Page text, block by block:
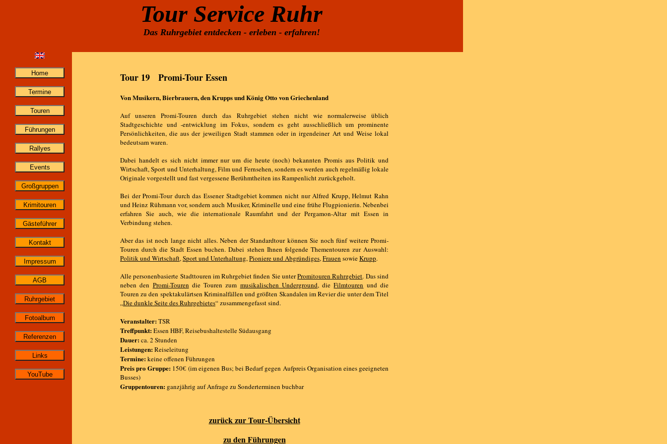
Tour Service Ruhr
Das Ruhrgebiet entdecken - erleben - erfahren!
Tour 19 Promi-Tour Essen
Von Musikern, Bierbrauern, den Krupps und König Otto von Griechenland
Auf unseren Promi-Touren durch das Ruhrgebiet stehen nicht wie normalerweise üblich
Stadtgeschichte und -entwicklung im Fokus, sondern es geht ausschließlich um prominente
Persönlichkeiten, die aus der jeweiligen Stadt stammen oder in irgendeiner Art und Weise lokal
bedeutsam waren.
Dabei handelt es sich nicht immer nur um die heute (noch) bekannten Promis aus Politik und
Wirtschaft, Sport und Unterhaltung, Film und Fernsehen, sondern es werden auch regelmäßig lokale
Originale vorgestellt und fast vergessene Berühmtheiten ins Rampenlicht zurückgeholt.
Bei der Promi-Tour durch das Essener Stadtgebiet kommen nicht nur Alfred Krupp, Helmut Rahn
und Heinz Rühmann vor, sondern auch Musiker, Kriminelle und eine frühe Flugpionierin. Nebenbei
erfahren Sie auch, wie die internationale Raumfahrt und der Pergamon-Altar mit Essen in
Verbindung stehen.
Aber das ist noch lange nicht alles. Neben der Standardtour können Sie noch fünf weitere Promi-
Touren durch die Stadt Essen buchen. Dabei stehen Ihnen folgende Thementouren zur Auswahl:
Politik und Wirtschaft,Sport und Unterhaltung,Pioniere und Abgründiges,Frauen sowieKrupp.
Alle personenbasierte Stadttouren im Ruhrgebiet finden Sie unterPromitouren Ruhrgebiet. Das sind
neben den Promi-Touren die Touren zum musikalischen Underground, dieFilmtouren und die
Touren zu den spektakulärtsen Kriminalfällen und größten Skandalen im Revier die unter dem Titel
„Die dunkle Seite des Ruhrgebietes“ zusammengefasst sind.
Veranstalter:TSR
Treffpunkt:Essen HBF, Reisebushaltestelle Südausgang
Dauer:ca. 2 Stunden
Leistungen:Reiseleitung
Termine:keine offenen Führungen
Preis pro Gruppe: 150€ (im eigenen Bus; bei Bedarf gegen Aufpreis Organisation eines geeigneten
Busses)
Gruppentouren: ganzjährig auf Anfrage zu Sonderterminen buchbar
zurück zur Tour-Übersicht
zu den Führungen